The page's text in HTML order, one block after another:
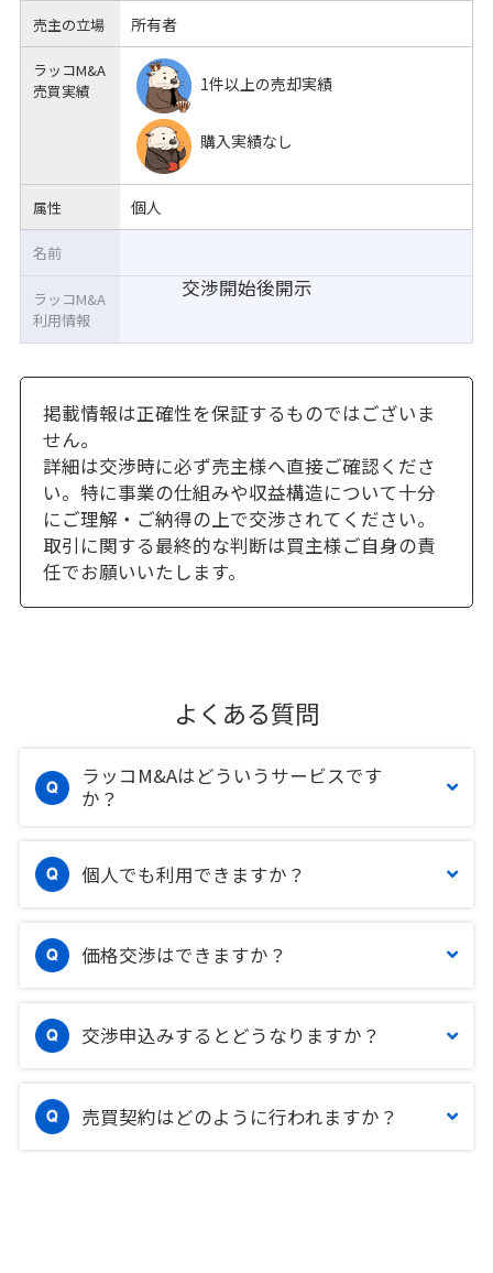
売主の立場 所有者
ラッコM&A
売買実績
1件以上の売却実績
購入実績なし
属性 個人
交渉開始後開示
名前
ラッコM&A
利用情報
掲載情報は正確性を保証するものではございま
せん。
詳細は交渉時に必ず売主様へ直接ご確認くださ
い。特に事業の仕組みや収益構造について十分
にご理解・ご納得の上で交渉されてください。
取引に関する最終的な判断は買主様ご自身の責
任でお願いいたします。
よくある質問
ラッコM&Aはどういうサービスです
か？
個人でも利用できますか？
価格交渉はできますか？
交渉申込みするとどうなりますか？
売買契約はどのように行われますか？